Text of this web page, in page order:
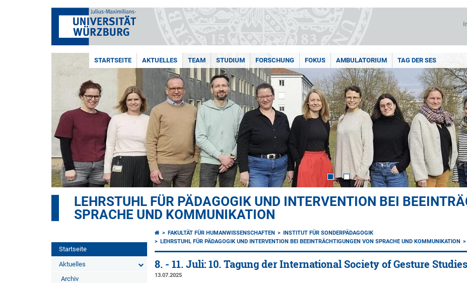
STARTSEITE AKTUELLES TEAM STUDIUM FORSCHUNG FOKUS AMBULATORIUM TAG DER SES
LEHRSTUHL FÜR PÄDAGOGIK UND INTERVENTION BEI
SPRACHE UND KOMMUNIKATION
Startseite
Aktuelles
Archiv
FAKULTÄT FÜR HUMANWISSENSCHAFTEN
INSTITUT FÜR SONDERPÄDAGOGIK
LEHRSTUHL FÜR PÄDAGOGIK UND INTERVENTION BEI BEEINTRÄCHTIGUNGEN VON SPRACHE UND KOMMUNIKATION
8. - 11. Juli: 10. Tagung der International Society of Gesture
13.07.2025